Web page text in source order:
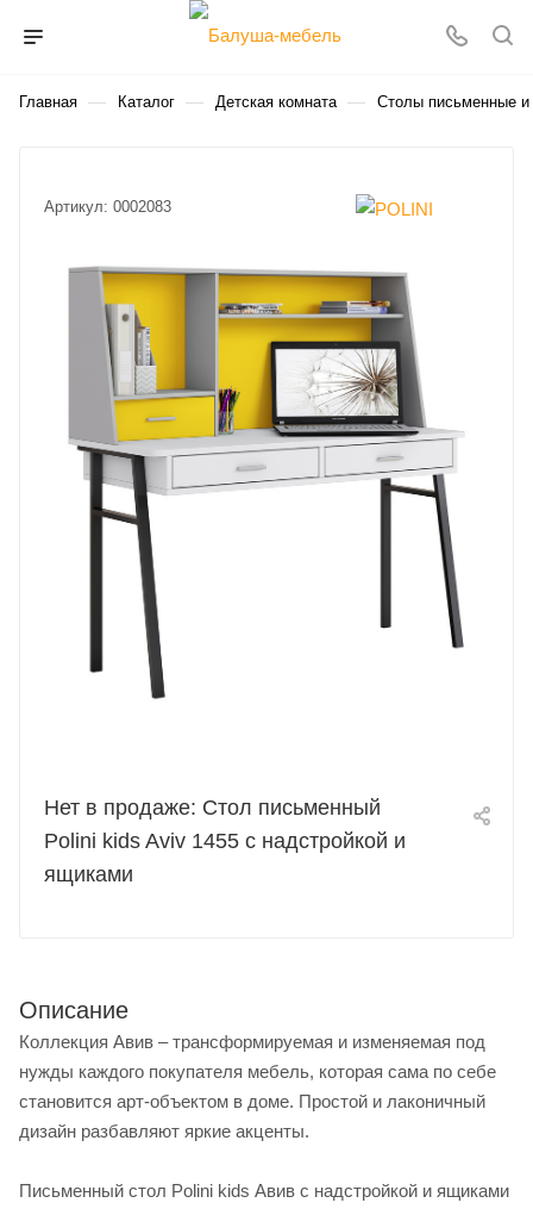
Главная — Каталог — Детская комната — Столы письменные
Артикул: 0002083
Нет в продаже: Стол письменный
Polini kids Aviv 1455 с надстройкой и
ящиками
Описание
Коллекция Авив – трансформируемая и изменяемая под
нужды каждого покупателя мебель, которая сама по себе
становится арт-объектом в доме. Простой и лаконичный
дизайн разбавляют яркие акценты.
Письменный стол Polini kids Авив с надстройкой и ящиками